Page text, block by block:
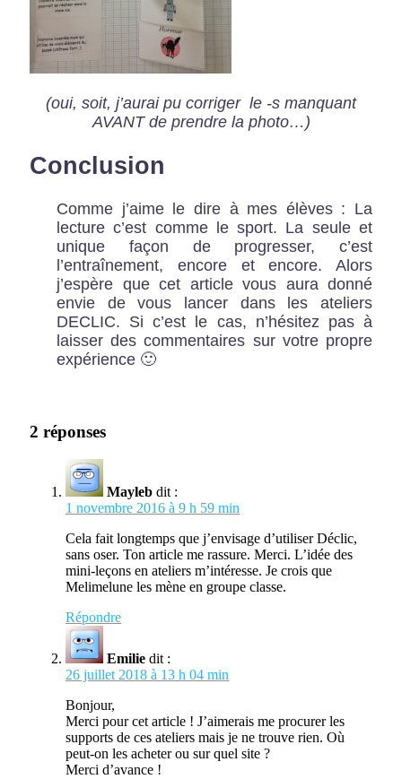
(oui, soit, j’aurai pu corriger le -s manquant
AVANT de prendre la photo…)
Conclusion
Comme j’aime le dire à mes élèves : La
lecture c’est comme le sport. La seule et
unique façon de progresser, c’est
l’entraînement, encore et encore. Alors
j’espère que cet article vous aura donné
envie de vous lancer dans les ateliers
DECLIC. Si c’est le cas, n’hésitez pas à
laisser des commentaires sur votre propre
expérience 🙂
2 réponses
Mayleb dit :
1 novembre 2016 à 9 h 59 min
Cela fait longtemps que j’envisage d’utiliser Déclic,
sans oser. Ton article me rassure. Merci. L’idée des
mini-leçons en ateliers m’intéresse. Je crois que
Melimelune les mène en groupe classe.
Répondre
Emilie dit :
26 juillet 2018 à 13 h 04 min
Bonjour,
Merci pour cet article ! J’aimerais me procurer les
supports de ces ateliers mais je ne trouve rien. Où
peut-on les acheter ou sur quel site ?
Merci d’avance !